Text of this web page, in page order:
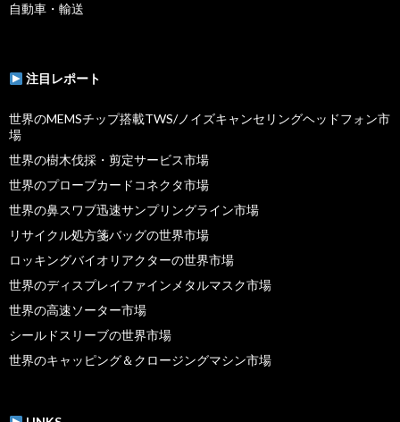
自動車・輸送
注目レポート
世界のMEMSチップ搭載TWS/ノイズキャンセリングヘッドフォン市
場
世界の樹木伐採・剪定サービス市場
世界のプローブカードコネクタ市場
世界の鼻スワブ迅速サンプリングライン市場
リサイクル処方箋バッグの世界市場
ロッキングバイオリアクターの世界市場
世界のディスプレイファインメタルマスク市場
世界の高速ソーター市場
シールドスリーブの世界市場
世界のキャッピング＆クロージングマシン市場